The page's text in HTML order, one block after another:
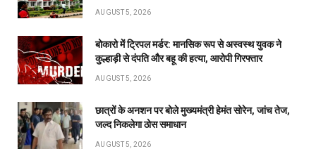
AUGUST 5, 2026
बोकारो में ट्रिपल मर्डर: मानसिक रूप से अस्वस्थ युवक ने
कुल्हाड़ी से दंपति और बहू की हत्या, आरोपी गिरफ्तार
AUGUST 5, 2026
छात्रों के अनशन पर बोले मुख्यमंत्री हेमंत सोरेन, जांच तेज,
जल्द निकलेगा ठोस समाधान
AUGUST 5, 2026